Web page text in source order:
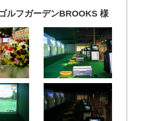
ルフガーデンBROOKS 様